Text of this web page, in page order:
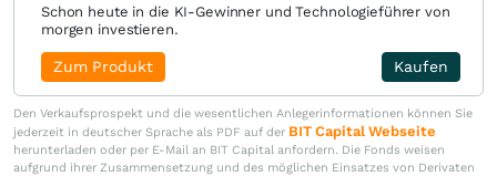
Schon heute in die KI-Gewinner und Technologieführer von
morgen investieren.
Kaufen
Zum Produkt
Den Verkaufsprospekt und die wesentlichen Anlegerinformationen können Sie
jederzeit in deutscher Sprache als PDF auf der BIT Capital Webseite
herunterladen oder per E-Mail an BIT Capital anfordern. Die Fonds weisen
aufgrund ihrer Zusammensetzung und des möglichen Einsatzes von Derivaten